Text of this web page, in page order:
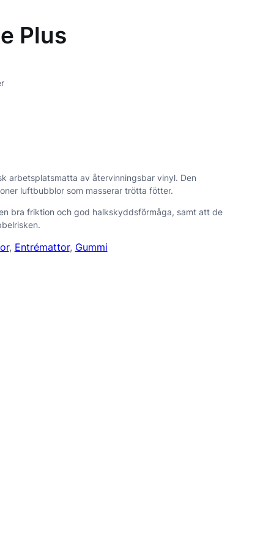
Plus
arbetsplatsmatta av återvinningsbar vinyl. Den
luftbubblor som masserar trötta fötter.
bra friktion och god halkskyddsförmåga, samt att de
.
, Entrémattor, Gummi